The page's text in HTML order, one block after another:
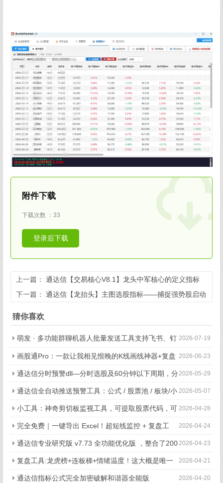
附件下载
下载次数 ：33
登录后下载
上一篇： 通达信【交易核心V8.1】龙头中军核心的定义指标
不停打磨且经实战 配备龙头抱团选股
下一篇： 通达信【龙抬头】主图选股指标——捕捉强势股启动
猜你喜欢
2026-07-19
萌发 · 多功能群聊机器人批量发送工具支持飞书、钉
钉等平台,电脑端和手机端都支持 2026-06-23
画股通Pro：一款让我相见恨晚的K线画线神器+复盘
工具+选股池 2026-05-29
通达信分时预警dll—分时选股及60分钟以下周期，分
时交易信号自动提示并推送微信钉钉飞书 2026-05-07
通达信全自动推送预警工具：公式 / 股票池 / 板块/小
周期监控/自动推送钉钉飞书萌侠微信+视频教学 2026-04-28
小工具：神奇剪切板监视工具，可提取股票代码，可
导入板块，可联动通达信 2026-04-24
完全免费｜一键导出 Excel！超短线监控 + 复盘工
具，功能全开无限制 2026-04-23
通达信专业研究版 v7.73 全功能优化版 ，整合了200
0+公式、支持免费付费自选同步 2026-04-21
复盘工具:龙虎榜+连板梯+情绪温度！这大概是唯一
的免费的工具 2026-04-20
通达信指标公式完全加密破解和谐器全能版